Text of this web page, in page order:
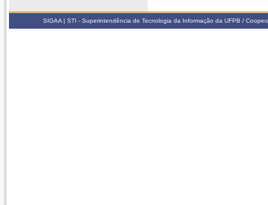
SIGAA | STI - Superintendência de Tecnologia da Informação da UFPB /